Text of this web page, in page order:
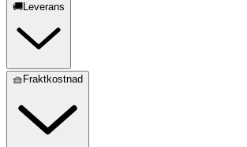
🚚Leverans
🧺Fraktkostnad